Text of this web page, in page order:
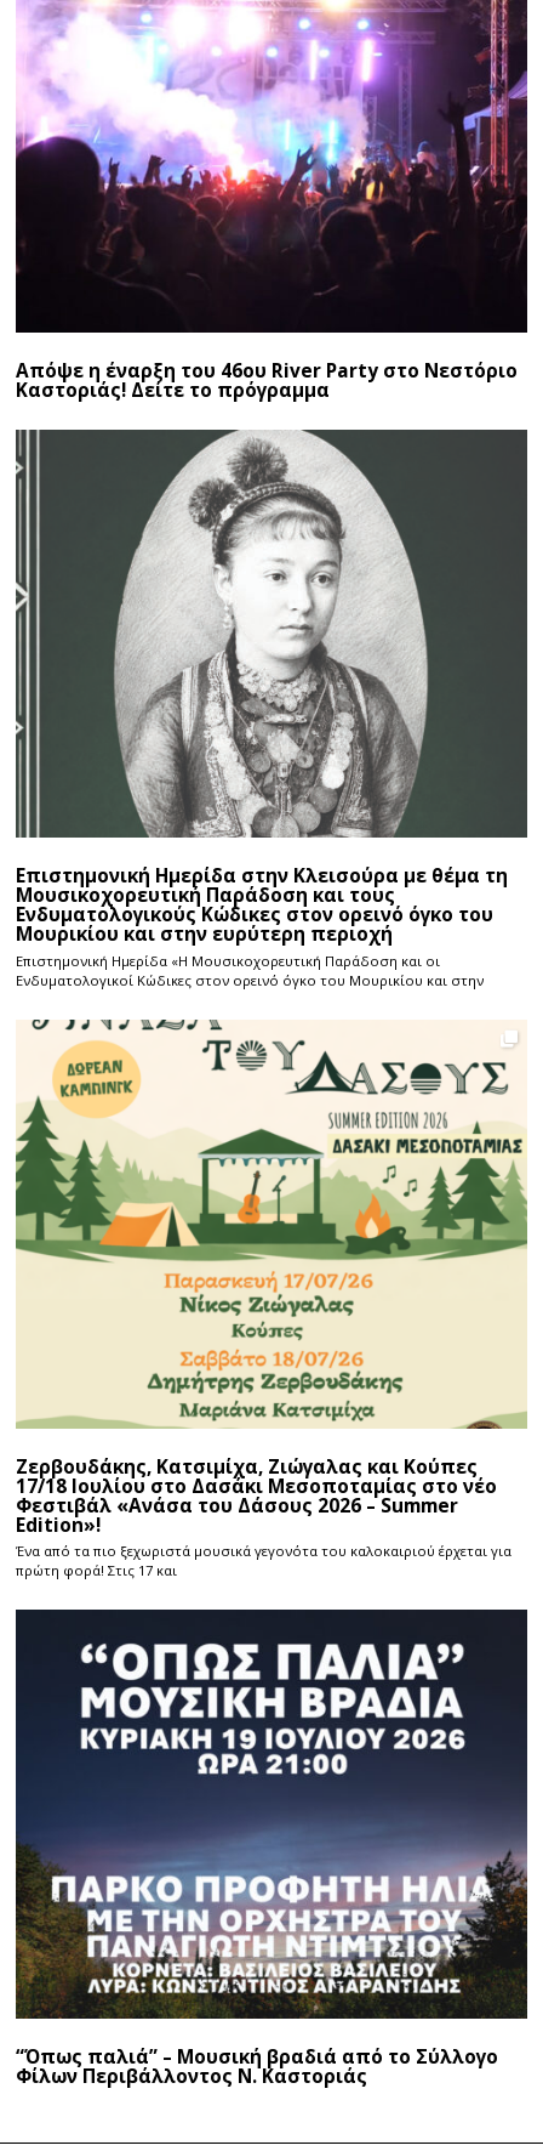
Απόψε η έναρξη του 46ου River Party στο Νεστόριο
Καστοριάς! Δείτε το πρόγραμμα
Επιστημονική Ημερίδα στην Κλεισούρα με θέμα τη
Μουσικοχορευτική Παράδοση και τους
Ενδυματολογικούς Κώδικες στον ορεινό όγκο του
Μουρικίου και στην ευρύτερη περιοχή
Επιστημονική Ημερίδα «Η Μουσικοχορευτική Παράδοση και οι
Ενδυματολογικοί Κώδικες στον ορεινό όγκο του Μουρικίου και στην
Ζερβουδάκης, Κατσιμίχα, Ζιώγαλας και Κούπες
17/18 Ιουλίου στο Δασάκι Μεσοποταμίας στο νέο
Φεστιβάλ «Ανάσα του Δάσους 2026 – Summer
Edition»!
Ένα από τα πιο ξεχωριστά μουσικά γεγονότα του καλοκαιριού έρχεται για
πρώτη φορά! Στις 17 και
“Όπως παλιά” – Μουσική βραδιά από το Σύλλογο
Φίλων Περιβάλλοντος Ν. Καστοριάς